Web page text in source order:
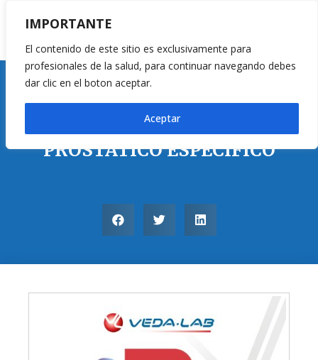
IMPORTANTE
El contenido de este sitio es exclusivamente para
profesionales de la salud, para continuar navegando debes
dar clic en el boton aceptar.
Aceptar
PSA: ANTÍGENO
PROSTÁTICO ESPECÍFICO